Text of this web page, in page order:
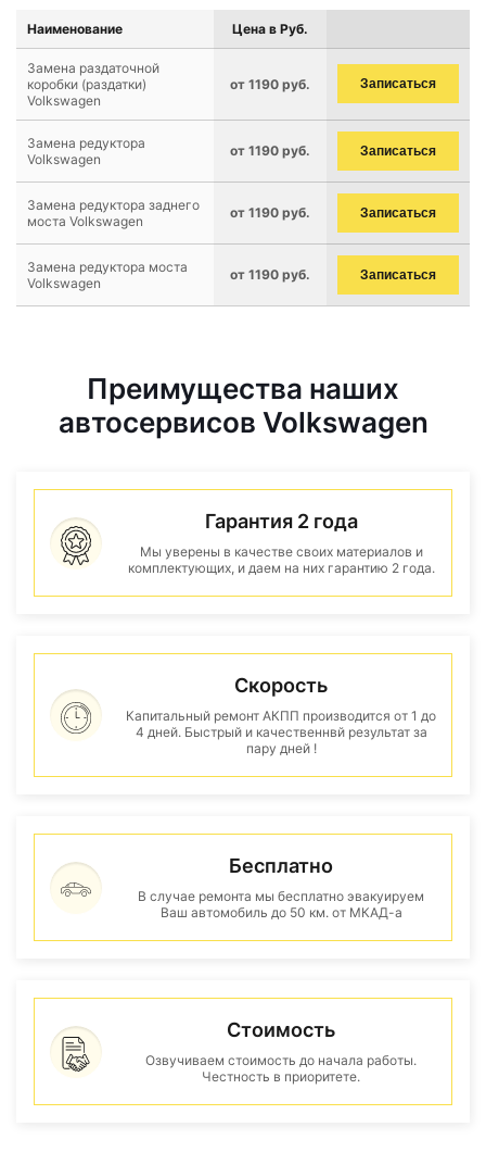
Наименование Цена в Руб.
Замена раздаточной
коробки (раздатки)
Volkswagen
от 1190 руб. Записаться
Замена редуктора
Volkswagen
от 1190 руб. Записаться
Замена редуктора заднего
моста Volkswagen
от 1190 руб. Записаться
Замена редуктора моста
Volkswagen
от 1190 руб. Записаться
Преимущества наших
автосервисов Volkswagen
Гарантия 2 года
Мы уверены в качестве своих материалов и
комплектующих, и даем на них гарантию 2 года.
Скорость
Капитальный ремонт АКПП производится от 1 до
4 дней. Быстрый и качественнвй результат за
пару дней !
Бесплатно
В случае ремонта мы бесплатно эвакуируем
Ваш автомобиль до 50 км. от МКАД-а
Стоимость
Озвучиваем стоимость до начала работы.
Честность в приоритете.